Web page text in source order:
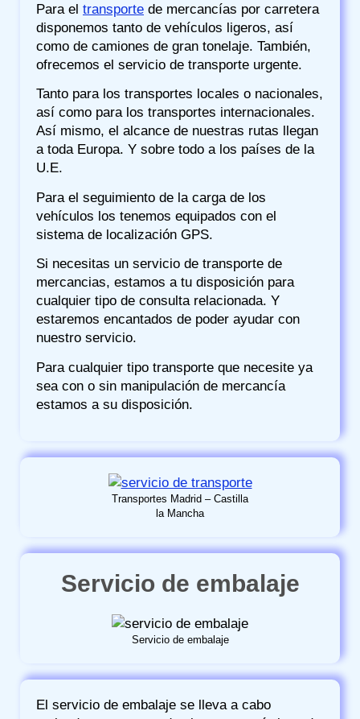
Para el transporte de mercancías por carretera
disponemos tanto de vehículos ligeros, así
como de camiones de gran tonelaje. También,
ofrecemos el servicio de transporte urgente.
Tanto para los transportes locales o nacionales,
así como para los transportes internacionales.
Así mismo, el alcance de nuestras rutas llegan
a toda Europa. Y sobre todo a los países de la
U.E.
Para el seguimiento de la carga de los
vehículos los tenemos equipados con el
sistema de localización GPS.
Si necesitas un servicio de transporte de
mercancias, estamos a tu disposición para
cualquier tipo de consulta relacionada. Y
estaremos encantados de poder ayudar con
nuestro servicio.
Para cualquier tipo transporte que necesite ya
sea con o sin manipulación de mercancía
estamos a su disposición.
Transportes Madrid – Castilla
la Mancha
Servicio de embalaje
Servicio de embalaje
El servicio de embalaje se lleva a cabo